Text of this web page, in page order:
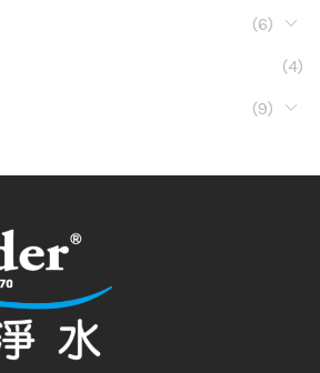
(6)
(4)
(9)